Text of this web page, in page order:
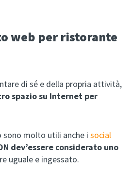
web per ristorante
di sé e della propria attività,
spazio su Internet per
sono molto utili anche i social
dev’essere considerato uno
uguale e ingessato.